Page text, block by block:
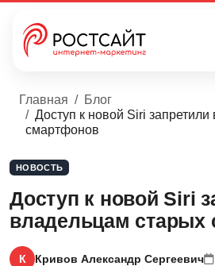
Главная
Блог
Доступ к новой Siri
смартфонов
НОВОСТЬ
Доступ к новой Siri
владельцам старых
К Кривов Александр Сергеевич